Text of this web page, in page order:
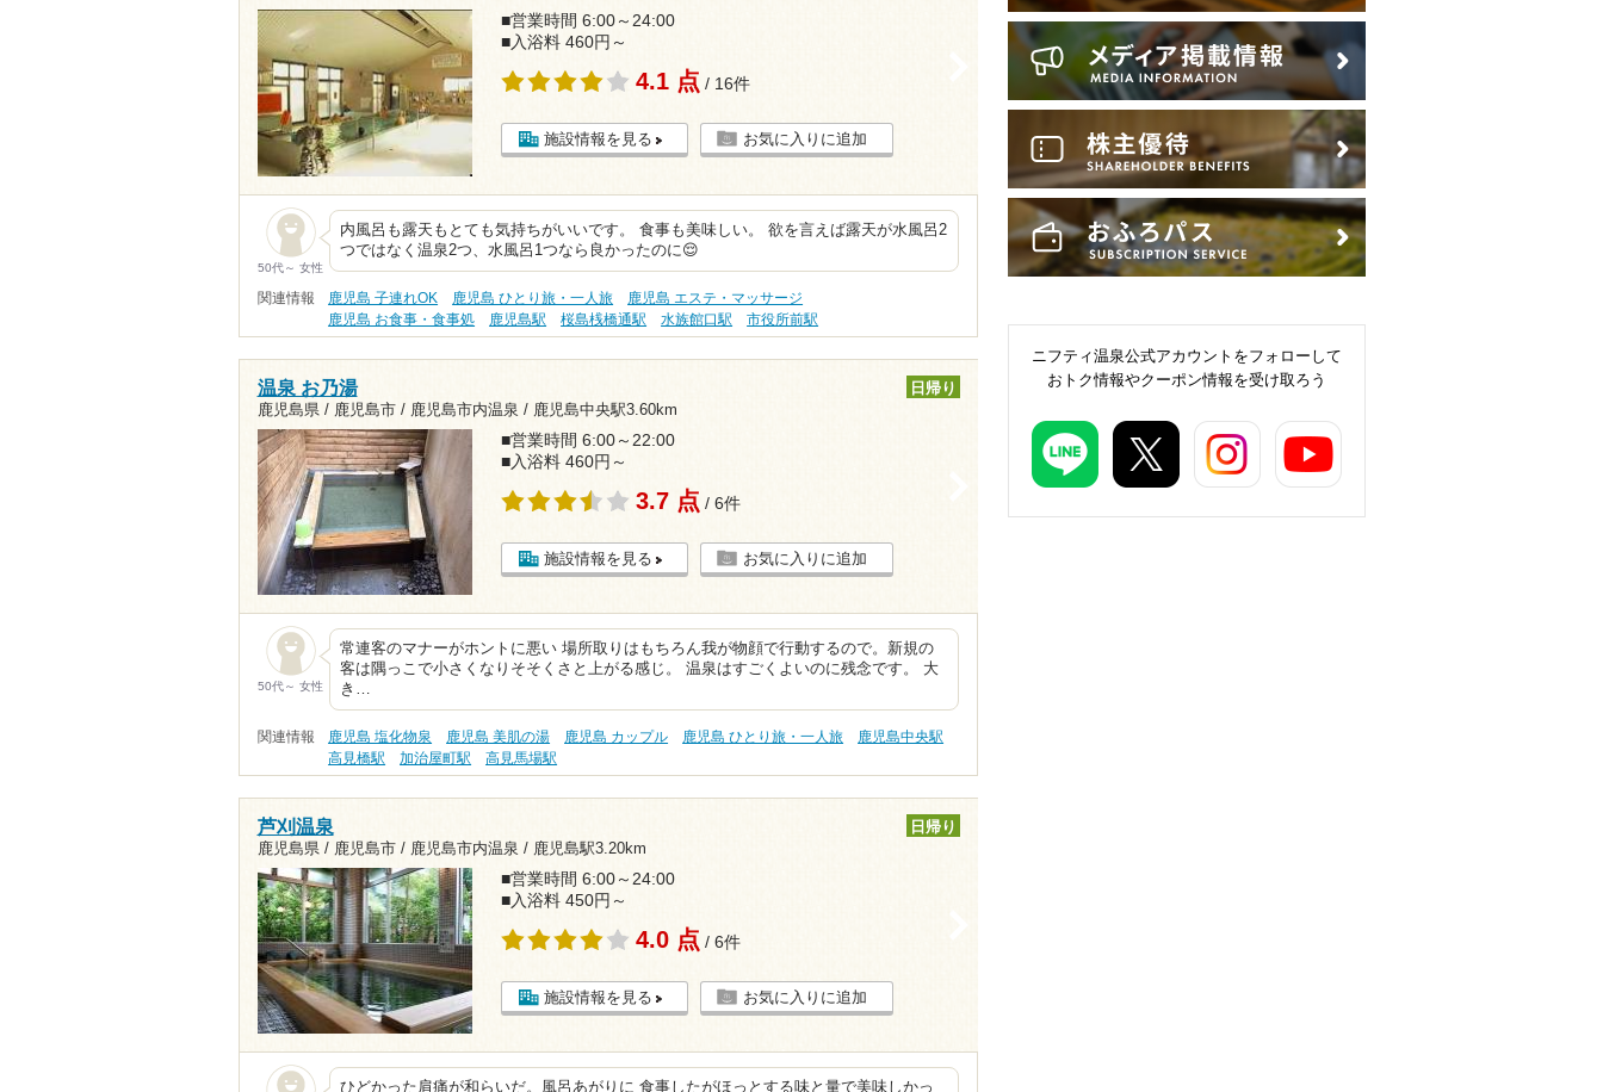
■営業時間 6:00～24:00
■入浴料 460円～
4.1 点 / 16件
施設情報を見る お気に入りに追加
50代～ 女性
内風呂も露天もとても気持ちがいいです。 食事も美味しい。 欲を言えば露天が水風呂2
つではなく温泉2つ、水風呂1つなら良かったのに😌
関連情報 鹿児島 子連れOK 鹿児島 ひとり旅・一人旅
鹿児島 エステ・マッサージ
鹿児島 お食事・食事処
鹿児島駅 桜島桟橋通駅 水族館口駅 市役所前駅
温泉 お乃湯
鹿児島県 / 鹿児島市 / 鹿児島市内温泉 / 鹿児島中央駅3.60km
日帰り
■営業時間 6:00～22:00
■入浴料 460円～
3.7 点 / 6件
施設情報を見る お気に入りに追加
50代～ 女性
常連客のマナーがホントに悪い 場所取りはもちろん我が物顔で行動するので。新規の
客は隅っこで小さくなりそそくさと上がる感じ。 温泉はすごくよいのに残念です。 大
き…
関連情報 鹿児島 塩化物泉 鹿児島 美肌の湯 鹿児島 カップル 鹿児島 ひとり旅・一人旅
鹿児島中央駅
高見橋駅
加治屋町駅 高見馬場駅
芦刈温泉
鹿児島県 / 鹿児島市 / 鹿児島市内温泉 / 鹿児島駅3.20km
日帰り
■営業時間 6:00～24:00
■入浴料 450円～
4.0 点 / 6件
施設情報を見る お気に入りに追加
ひどかった肩痛が和らいだ。風呂あがりに 食事したがほっとする味と量で美味しかっ
ニフティ温泉公式アカウントをフォローして
おトク情報やクーポン情報を受け取ろう